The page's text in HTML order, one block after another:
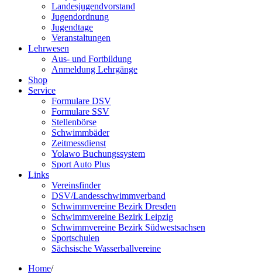
Landesjugendvorstand
Jugendordnung
Jugendtage
Veranstaltungen
Lehrwesen
Aus- und Fortbildung
Anmeldung Lehrgänge
Shop
Service
Formulare DSV
Formulare SSV
Stellenbörse
Schwimmbäder
Zeitmessdienst
Yolawo Buchungssystem
Sport Auto Plus
Links
Vereinsfinder
DSV/Landesschwimmverband
Schwimmvereine Bezirk Dresden
Schwimmvereine Bezirk Leipzig
Schwimmvereine Bezirk Südwestsachsen
Sportschulen
Sächsische Wasserballvereine
Home/